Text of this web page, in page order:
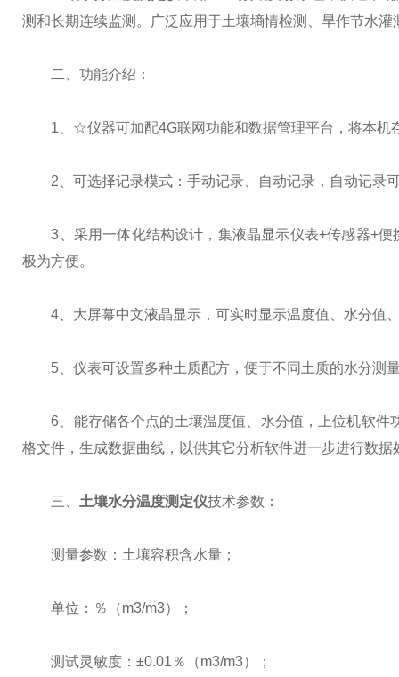
测和长期连续监测。广泛应用于土壤墒情检测、旱作节水
二、功能介绍：
1、☆仪器可加配4G联网功能和数据管理平台，将本机
2、可选择记录模式：手动记录、自动记录，自动记录
3、采用一体化结构设计，集液晶显示仪表+传感器+便
极为方便。
4、大屏幕中文液晶显示，可实时显示温度值、水分值
5、仪表可设置多种土质配方，便于不同土质的水分测
6、能存储各个点的土壤温度值、水分值，上位机软件
格文件，生成数据曲线，以供其它分析软件进一步进行数据
三、 土壤水分温度测定仪技术参数：
测量参数：土壤容积含水量；
单位：％（m3/m3）；
测试灵敏度：±0.01％（m3/m3）；